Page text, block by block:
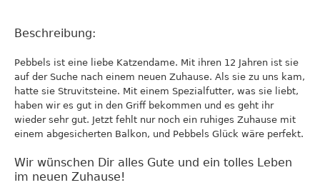
Beschreibung:
Pebbels ist eine liebe Katzendame. Mit ihren 12 Jahren ist sie
auf der Suche nach einem neuen Zuhause. Als sie zu uns kam,
hatte sie Struvitsteine. Mit einem Spezialfutter, was sie liebt,
haben wir es gut in den Griff bekommen und es geht ihr
wieder sehr gut. Jetzt fehlt nur noch ein ruhiges Zuhause mit
einem abgesicherten Balkon, und Pebbels Glück wäre perfekt.
Wir wünschen Dir alles Gute und ein tolles Leben
im neuen Zuhause!